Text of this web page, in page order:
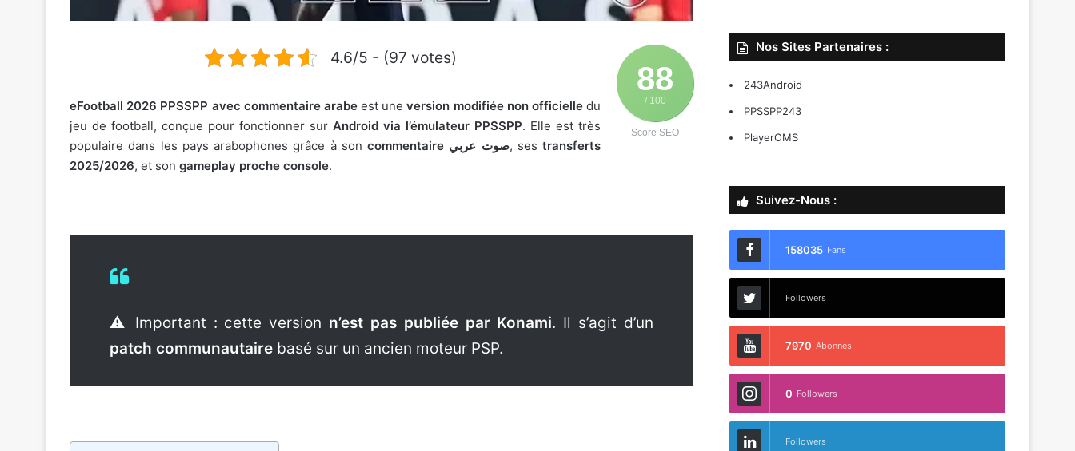
88
/ 100
Score SEO
4.6/5 - (97 votes)
eFootball 2026 PPSSPP avec commentaire arabeest uneversion modifiée non officielledu
jeu de football, conçue pour fonctionner sur Android via l’émulateur PPSSPP. Elle est très
populaire dans les pays arabophones grâce à son
commentaire صوت عربي, ses transferts
2025/2026, et son gameplay proche console.
⚠️ Important : cette version n’est pas publiée par Konami. Il s’agit d’un
patch communautaire basé sur un ancien moteur PSP.
Nos Sites Partenaires :
243Android
PPSSPP243
PlayerOMS
Suivez-Nous :
158035 Fans
Followers
7970 Abonnés
0 Followers
Followers